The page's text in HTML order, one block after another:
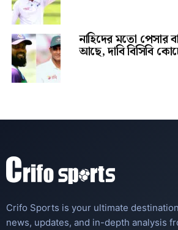
নাহিদের মতো পেসার
আছে, দাবি বিসিবি
Crifo Sports is your ultimate
news, updates, and in-depth analysis